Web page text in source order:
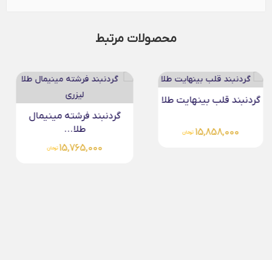
محصولات مرتبط
طلا...
گردنبند قلب و بال...
15,589,000